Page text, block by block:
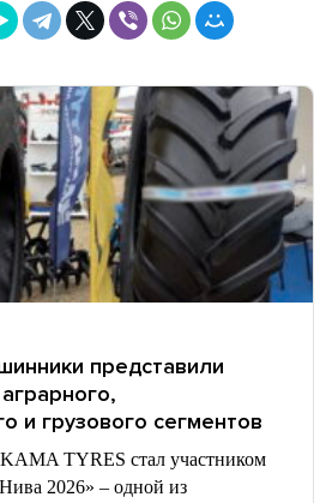
представили
и грузового сегментов
TYRES стал участником
2026» – одной из